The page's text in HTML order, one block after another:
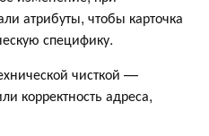
атрибуты, чтобы карточка
специфику.
чисткой —
корректность адреса,